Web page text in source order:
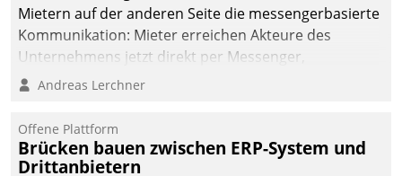
man auf
Cloudtechnologie,
bewährte und Startup-
agile Projektmethoden.
Mietern auf der anderen Seite die messengerbasierte
Kommunikation: Mieter erreichen Akteure des
Unternehmens jetzt direkt per Messenger,
Mitarbeiter oder Dienstleister empfangen oder
Andreas Lerchner
Offene Plattform
Brücken bauen zwischen ERP-System und
Drittanbietern